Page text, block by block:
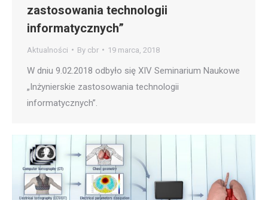
zastosowania technologii
informatycznych”
Aktualności By cbr 19 marca, 2018
W dniu 9.02.2018 odbyło się XIV Seminarium Naukowe
„Inżynierskie zastosowania technologii
informatycznych”.